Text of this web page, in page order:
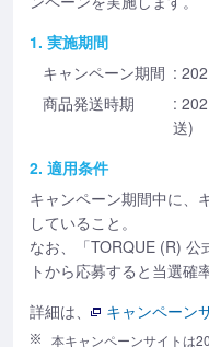
1. 実施期間
キャンペーン期間 :
商品発送時期
:
送)
2. 適用条件
キャンペーン期間中に、
していること。
なお、「TORQUE (R) 公
トから応募すると当選確
詳細は、
キャンペーン
本キャンペーンサイトは